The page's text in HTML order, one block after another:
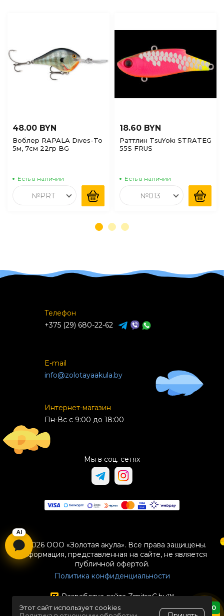
48.00 BYN
Воблер RAPALA Dives-To
5м, 7см 22гр BG
Есть в наличии
№PRT
18.60 BYN
Раттлин TsuYoki STRATEG
55S FRUS
Есть в наличии
№013
Телефон
+375 (29) 680-22-62
E-mail
info@zolotayaakula.by
Интернет-магазин
Пн-Вс с 9:00 до 18:00
Мы в соц. сетях
© 2026 ООО «Золотая акула». Все права защищены.
Информация, представленная на сайте, не является
публичной офертой.
Политика конфиденциальности
Разработка сайтаZmitroC.by™
0
Этот сайт использует cookies